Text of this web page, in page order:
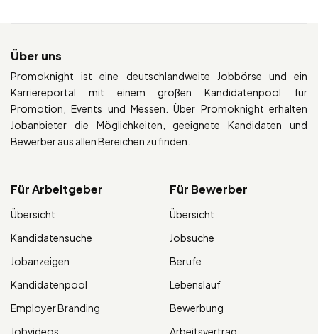
Über uns
Promoknight ist eine deutschlandweite Jobbörse und ein
Karriereportal mit einem großen Kandidatenpool für
Promotion, Events und Messen. Über Promoknight erhalten
Jobanbieter die Möglichkeiten, geeignete Kandidaten und
Bewerber aus allen Bereichen zu finden.
Für Arbeitgeber
Übersicht
Kandidatensuche
Jobanzeigen
Kandidatenpool
Employer Branding
Jobvideos
Für Bewerber
Übersicht
Jobsuche
Berufe
Lebenslauf
Bewerbung
Arbeitsvertrag